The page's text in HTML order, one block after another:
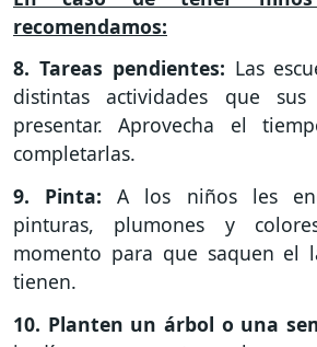
recomendamos:
8. Tareas pendientes: Las
distintas actividades que
presentar. Aprovecha el
completarlas.
9. Pinta:A los niños les
pinturas, plumones y
momento para que saquen el
tienen.
10. Planten un árbol o una